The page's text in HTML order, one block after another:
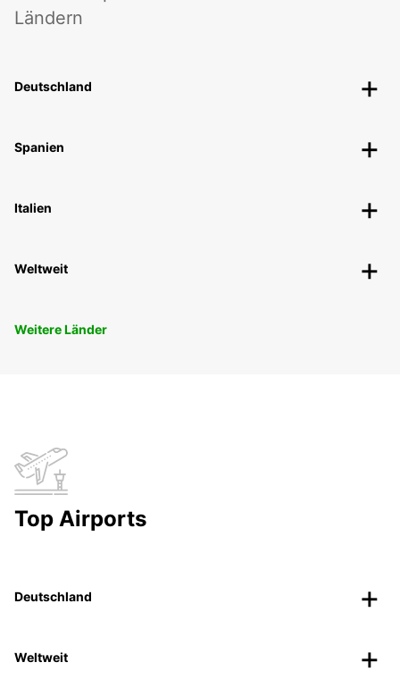
Ländern
Deutschland
Spanien
Italien
Weltweit
Weitere Länder
Top Airports
Deutschland
Weltweit